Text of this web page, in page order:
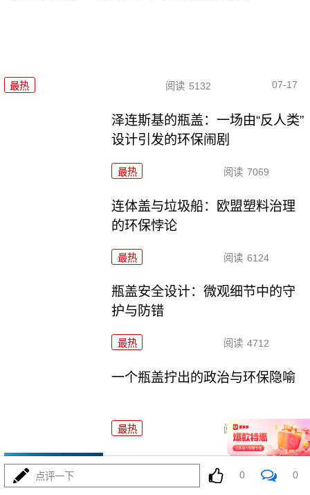
最热 阅读 5132 07-17
泽连斯基的瓶盖：一场由“反人类”
设计引发的环保闹剧
最热 阅读 7069
连体盖与垃圾船：欧盟塑料治理
的环保悖论
最热 阅读 6124
瓶盖安全设计：微观细节中的守
护与防错
最热 阅读 4712
一个瓶盖拧出的政治与环保隐喻
最热 阅读 5190
日韩股市重挫：半导体失速与中
点评一下 0 0